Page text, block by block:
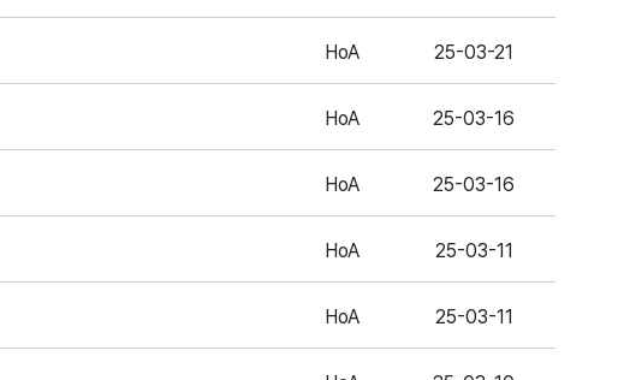
HoA 25-03-21
HoA 25-03-16
HoA 25-03-16
HoA 25-03-11
HoA 25-03-11